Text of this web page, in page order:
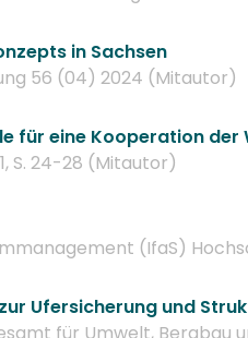
in Sachsen
56 (04) 2024 (Mitautor)
für eine Kooperation
S. 24-28 (Mitautor)
(IfaS)
Ufersicherung und